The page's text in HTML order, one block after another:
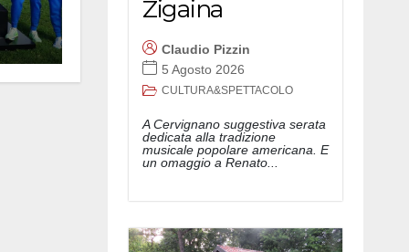
Zigaina
Claudio Pizzin
5 Agosto 2026
CULTURA&SPETTACOLO
A Cervignano suggestiva serata
dedicata alla tradizione
musicale popolare americana. E
un omaggio a Renato...